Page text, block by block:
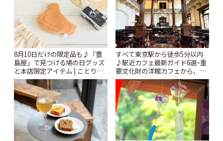
8月10日だけの限定品も♪「豊
島屋」で見つける鳩の日グッズ
と本店限定アイテム | ことりっ
ぷ
すべて東京駅から徒歩5分以内
♪駅近カフェ最新ガイド6選~重
要文化財の洋館カフェから、改
札すぐのレトロ喫茶まで~ | こと
りっぷ